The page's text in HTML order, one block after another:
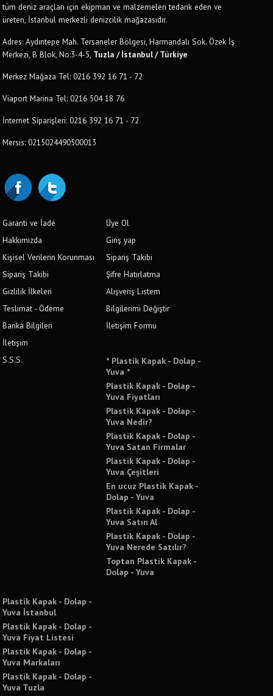
tüm deniz araçları için ekipman ve malzemeleri tedarik eden ve
üreten, İstanbul merkezli denizcilik mağazasıdır.
Adres: Aydıntepe Mah. Tersaneler Bölgesi, Harmandalı Sok. Özek İş
Merkezi, B Blok, No:3-4-5, Tuzla / İstanbul / Türkiye
Merkez Mağaza Tel: 0216 392 16 71 - 72
Viaport Marina Tel: 0216 504 18 76
İnternet Siparişleri: 0216 392 16 71 - 72
Mersis: 0215024490500013
Garanti ve İade
Hakkımızda
Kişisel Verilerin Korunması
Sipariş Takibi
Gizlilik İlkeleri
Teslimat - Ödeme
Banka Bilgileri
İletişim
S.S.S.
Üye Ol
Giriş yap
Sipariş Takibi
Şifre Hatırlatma
Alışveriş Listem
Bilgilerimi Değiştir
İletişim Formu
* Plastik Kapak - Dolap -
Yuva *
Plastik Kapak - Dolap -
Yuva Fiyatları
Plastik Kapak - Dolap -
Yuva Nedir?
Plastik Kapak - Dolap -
Yuva Satan Firmalar
Plastik Kapak - Dolap -
Yuva Çeşitleri
En ucuz Plastik Kapak -
Dolap - Yuva
Plastik Kapak - Dolap -
Yuva Satın Al
Plastik Kapak - Dolap -
Yuva Nerede Satılır?
Toptan Plastik Kapak -
Dolap - Yuva
Plastik Kapak - Dolap -
Yuva İstanbul
Plastik Kapak - Dolap -
Yuva Fiyat Listesi
Plastik Kapak - Dolap -
Yuva Markaları
Plastik Kapak - Dolap -
Yuva Tuzla